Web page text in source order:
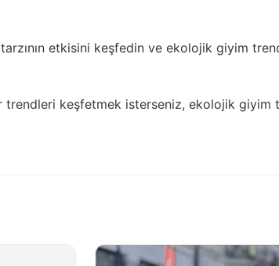
etkisini keşfedin ve ekolojik giyim
trendleri keşfetmek isterseniz, ekolojik giyim